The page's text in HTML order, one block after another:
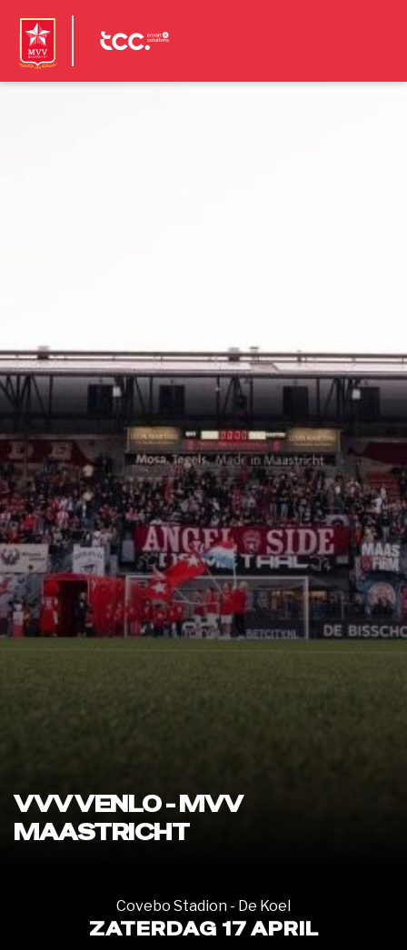
VVV VENLO - MVV
MAASTRICHT
Covebo Stadion - De Koel
ZATERDAG 17 APRIL